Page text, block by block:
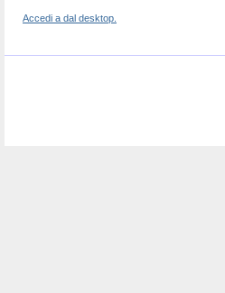
Accedi a dal desktop.